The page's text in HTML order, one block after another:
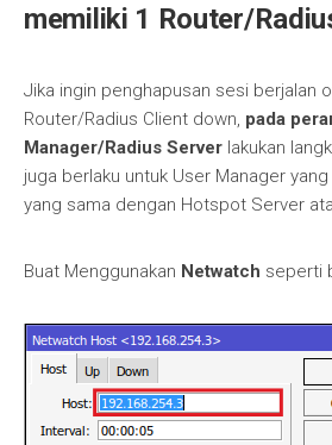
memiliki 1 Router/
Jika ingin penghapusan sesi berjalan
Router/Radius Client down, pada
Manager/Radius Server lakukan
juga berlaku untuk User Manager
yang sama dengan Hotspot Server
Buat Menggunakan Netwatch seperti